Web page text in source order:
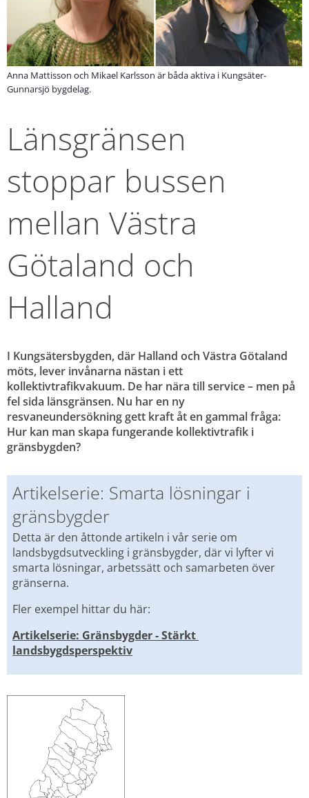
Anna Mattisson och Mikael Karlsson är båda aktiva i Kungsäter-
Gunnarsjö bygdelag.
Länsgränsen
stoppar bussen
mellan Västra
Götaland och
Halland
I Kungsätersbygden, där Halland och Västra Götaland
möts, lever invånarna nästan i ett
kollektivtrafikvakuum. De har nära till service – men på
fel sida länsgränsen. Nu har en ny
resvaneundersökning gett kraft åt en gammal fråga:
Hur kan man skapa fungerande kollektivtrafik i
gränsbygden?
Artikelserie: Smarta lösningar i
gränsbygder
Detta är den åttonde artikeln i vår serie om
landsbygdsutveckling i gränsbygder, där vi lyfter vi
smarta lösningar, arbetssätt och samarbeten över
gränserna.
Fler exempel hittar du här:
Artikelserie: Gränsbygder - Stärkt
landsbygdsperspektiv